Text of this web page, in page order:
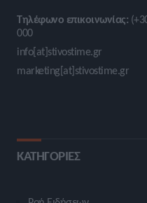
Τηλέφωνο επικοινωνίας:
000
info[at]stivostime.gr
marketing[at]stivostime.gr
ΚΑΤΗΓΟΡΙΕΣ